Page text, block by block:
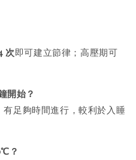
次即可建立節律；高壓期可
開始？
足夠時間進行，較利於入睡
？